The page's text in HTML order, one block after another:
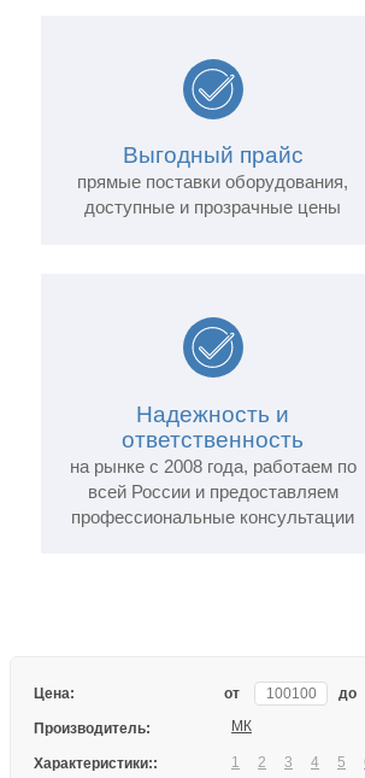
Выгодный прайс
прямые поставки оборудования,
доступные и прозрачные цены
Надежность и
ответственность
на рынке с 2008 года, работаем по
всей России и предоставляем
профессиональные консультации
Цена: от до
Производитель: МК
Характеристики:: 1 2 3 4 5